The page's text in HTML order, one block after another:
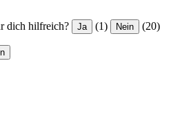
dich hilfreich? Ja (1) Nein (20)